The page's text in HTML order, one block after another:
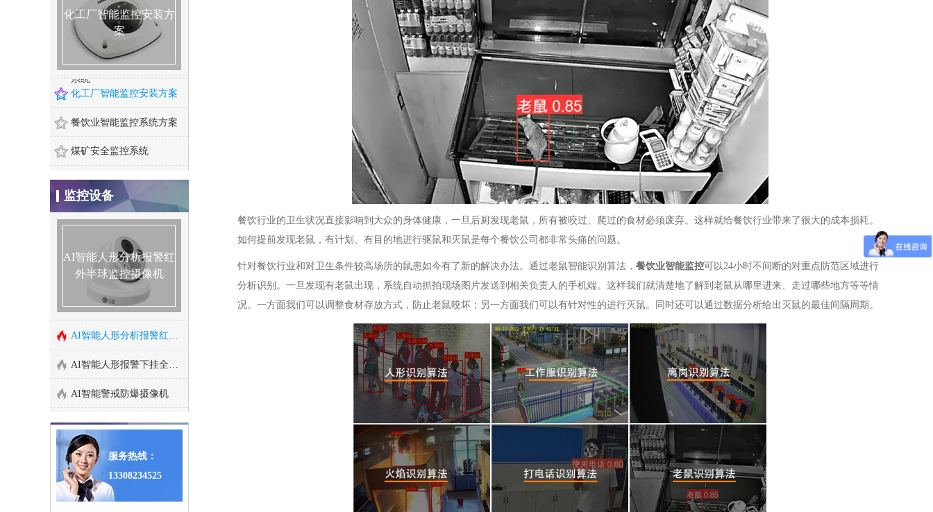
化工厂智能监控安装方
案
化工厂智能监控安装方
案
化工厂智能监控安装方
案
智能火焰识别监控方案
智能河道监控系统方案
智能火车车厢号识别监控
系统
化工厂智能监控安装方案
餐饮业智能监控系统方案
煤矿安全监控系统
智慧农业监控系统安装方
案
成都门禁系统安装
酒店监控系统安装方案
危化品工厂防爆监控安装
河道水位远程监控安装
森林防火监控系统方案
连锁店安防监控解决方案
汽车4S店安防解决方案
养殖场监控系统安装方案
停车场出入口监控管理系
统
大型商场监控系统安装方
案
塔吊机防碰撞安全监测系
监控设备
AI智能人形分析报警红
外半球监控摄像机
200万星光级日夜型高清网络半球型摄像机
AI智能警戒摄像机（ZA-B69/Q69-3A-I)
AI智能人形分析报警红外半球监控摄像机
AI智能警戒防爆摄像机
智能算法分析盒子/边缘计算盒子
服务热线：
13308234525
餐饮行业的卫生状况直接影响到大众的身体健康，一旦后厨发现老鼠，所有被咬过、爬过的食材必须废弃。这样就给餐饮行业带来了很大的成本损耗。
如何提前发现老鼠，有计划、有目的地进行驱鼠和灭鼠是每个餐饮公司都非常头痛的问题。
针对餐饮行业和对卫生条件较高场所的鼠患如今有了新的解决办法。通过老鼠智能识别算法， 餐饮业智能监控可以24小时不间断的对重点防范区域进行
分析识别。一旦发现有老鼠出现，系统自动抓拍现场图片发送到相关负责人的手机端。这样我们就清楚地了解到老鼠从哪里进来、走过哪些地方等等情
况。一方面我们可以调整食材存放方式，防止老鼠咬坏；另一方面我们可以有针对性的进行灭鼠。同时还可以通过数据分析给出灭鼠的最佳间隔周期。